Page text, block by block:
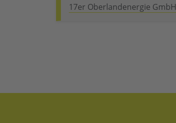
17er Oberlandenergie GmbH